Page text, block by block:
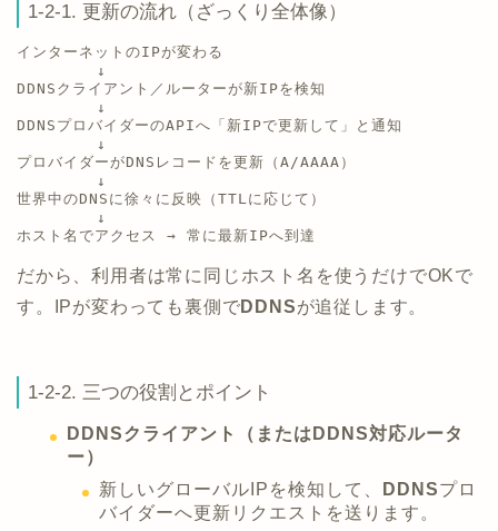
1-2-1. 更新の流れ（ざっくり全体像）
インターネットのIPが変わる
DDNSクライアント／ルーターが新IPを検知
DDNSプロバイダーのAPIへ「新IPで更新して」と通知
プロバイダーがDNSレコードを更新（A/AAAA）
世界中のDNSに徐々に反映（TTLに応じて）
だから、利用者は常に同じホスト名を使うだけでOKで
す。IPが変わっても裏側でDDNSが追従します。
1-2-2. 三つの役割とポイント
DDNSクライアント（またはDDNS対応ルータ
ー）
新しいグローバルIPを検知して、
DDNSプロ
バイダーへ更新リクエストを送ります。